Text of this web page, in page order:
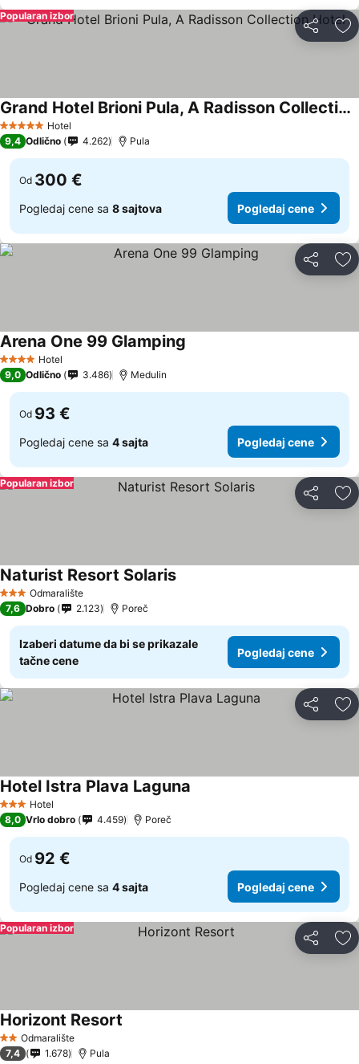
Deli
Popularan izbor
5 ZvezdiceHotel
Grand Hotel Brioni Pula, A Radisson Collection Hotel
9,4 Odlično 4.262 Pula
Od 300 €
Pogledaj cene sa 8 sajtova Pogledaj cene
Deli
4 ZvezdiceHotel
Arena One 99 Glamping
9,0 Odlično 3.486 Medulin
Od 93 €
Pogledaj cene sa 4 sajta Pogledaj cene
Deli
Popularan izbor
3 ZvezdiceOdmaralište
Naturist Resort Solaris
7,6 Dobro 2.123 Poreč
Izaberi datume da bi se prikazale
tačne cene
Pogledaj cene
Deli
3 Zvezdice
Hotel
Hotel Istra Plava Laguna
8,0 Vrlo dobro 4.459 Poreč
Od 92 €
Pogledaj cene sa 4 sajta Pogledaj cene
Deli
Popularan izbor
2 Zvezdice
Odmaralište
Horizont Resort
7,4 1.678 Pula